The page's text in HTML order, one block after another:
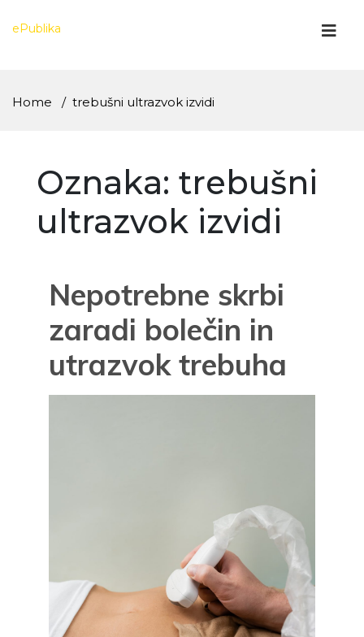
ePublika
Home trebušni ultrazvok izvidi
Oznaka: trebušni
ultrazvok izvidi
Nepotrebne skrbi
zaradi bolečin in
utrazvok trebuha